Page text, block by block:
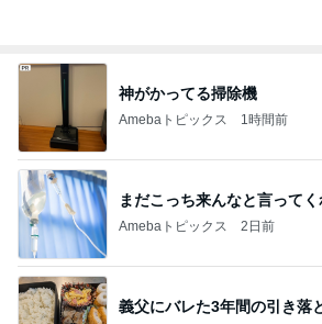
神がかってる掃除機
Amebaトピックス 1時間前
まだこっち来んなと言って
Amebaトピックス 2日前
義父にバレた3年間の引き落